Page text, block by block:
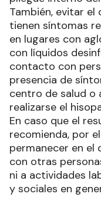
También, evitar
tienen síntomas
en lugares con
con líquidos
contacto con
presencia de
centro de salud o
realizarse el
En caso que el
recomienda, por
permanecer en
con otras
ni a actividades
y sociales en